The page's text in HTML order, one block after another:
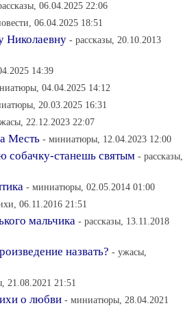
06.04.2025 22:06
06.04.2025 18:51
Николаевну - рассказы, 20.10.2013
14:39
04.04.2025 14:12
20.03.2025 16:31
22.12.2023 22:07
Месть - миниатюры, 12.04.2023 12:00
собачку-станешь святым - рассказы,
- миниатюры, 02.05.2014 01:00
06.11.2016 21:51
мальчика - рассказы, 13.11.2018
назвать? - ужасы,
21.08.2021 21:51
о любви - миниатюры, 28.04.2021